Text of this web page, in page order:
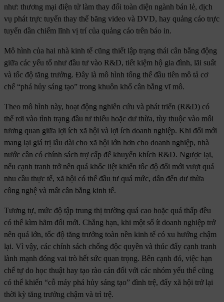
như: thương mại điện tử làm thay đổi toàn diện ngành bán lẻ, dịch
vụ phát trực tuyến thay thế băng video và DVD, hay quảng cáo trực
tuyến dần chiếm lĩnh vị trí của quảng cáo trên báo in.
Mô hình của hai nhà kinh tế cũng thiết lập trạng thái cân bằng động
giữa các yếu tố như đầu tư vào R&D, tiết kiệm hộ gia đình, lãi suất
và tốc độ tăng trưởng. Đây là mô hình tổng thể đầu tiên mô tả cơ
chế “phá hủy sáng tạo” trong khuôn khổ cân bằng vĩ mô.
Theo mô hình này, hoạt động nghiên cứu và phát triển (R&D) có
thể rơi vào tình trạng đầu tư thiếu hoặc dư thừa, tùy thuộc vào mối
tương quan giữa lợi ích xã hội và lợi ích doanh nghiệp. Khi đổi mới
mang lại giá trị lâu dài cho xã hội lớn hơn cho doanh nghiệp, nhà
nước cần có chính sách trợ cấp để khuyến khích R&D. Ngược lại,
nếu cạnh tranh trở nên quá khốc liệt khiến tốc độ đổi mới vượt quá
nhu cầu thực tế, xã hội có thể đầu tư quá mức, dẫn đến dư thừa
công nghệ và mất cân bằng kinh tế.
Tương tự, mức độ tập trung thị trường quá cao hoặc quá thấp đều
có thể kìm hãm đổi mới. Chẳng hạn, khi một số ít doanh nghiệp trở
nên quá lớn, tốc độ tăng trưởng toàn nền kinh tế có xu hướng chậm
lại. Vì vậy, các chính sách chống độc quyền và thúc đẩy cạnh tranh
lành mạnh đóng vai trò hết sức quan trọng. Bên cạnh đó, việc hạn
chế tự do học thuật hay tạo rào cản đối với các nhóm yếu thế cũng
có thể khiến “cỗ máy phá hủy sáng tạo” đình trệ, đẩy xã hội trở lại
thời kỳ tăng trưởng chậm và trì trệ.